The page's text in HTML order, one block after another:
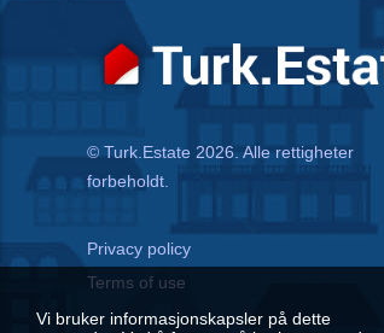
© Turk.Estate 2026. Alle rettigheter
forbeholdt.
Privacy policy
Terms of use
Vi bruker informasjonskapsler på dette